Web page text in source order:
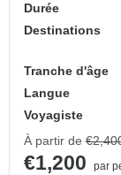
Durée
Destinations
Tranche d'âge
Langue
Voyagiste
À partir de
€1,200
par